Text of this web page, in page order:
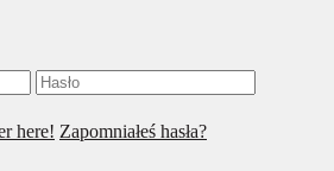
here! Zapomniałeś hasła?